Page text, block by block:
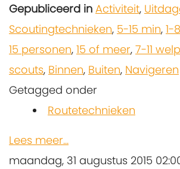
Gepubliceerd in Activiteit,
Scoutingtechnieken, 5-15 min, 1-
15 personen, 15 of meer, 7-11
scouts, Binnen, Buiten, Navigeren
Getagged onder
Routetechnieken
Lees meer...
maandag, 31 augustus 2015